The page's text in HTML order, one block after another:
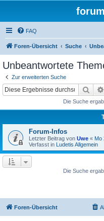
FAQ
Foren-Übersicht Suche
Unbeantwortete
Zur erweiterten Suche
Suche
Die Suche
Forum-Infos
Letzter Beitrag von Uwe « Mo
Verfasst in Ludetis Allgemein
Die Suche
Foren-Übersicht